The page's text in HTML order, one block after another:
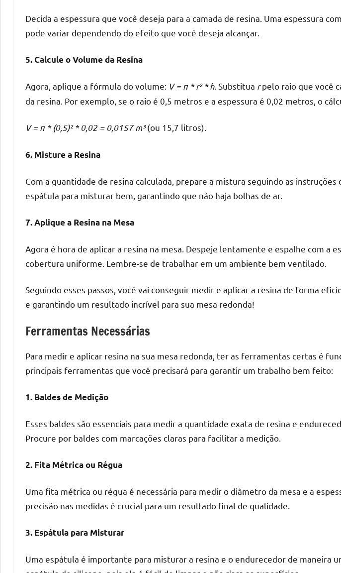
de
alta
populares
River
e
Decida a espessura que você deseja para a camada de resina. Uma espessura
pode variar dependendo do efeito que você deseja alcançar.
5. Calcule o Volume da Resina
Agora, aplique a fórmula do volume: V = π * r² * h. Substitua rpelo raio que você
da resina. Por exemplo, se o raio é 0,5 metros e a espessura é 0,02 metros, o
V = π * (0,5)² * 0,02 = 0,0157 m³(ou 15,7 litros).
6. Misture a Resina
Com a quantidade de resina calculada, prepare a mistura seguindo as instruções
espátula para misturar bem, garantindo que não haja bolhas de ar.
7. Aplique a Resina na Mesa
Agora é hora de aplicar a resina na mesa. Despeje lentamente e espalhe com a
cobertura uniforme. Lembre-se de trabalhar em um ambiente bem ventilado.
Seguindo esses passos, você vai conseguir medir e aplicar a resina de forma
e garantindo um resultado incrível para sua mesa redonda!
Ferramentas Necessárias
Para medir e aplicar resina na sua mesa redonda, ter as ferramentas certas é
principais ferramentas que você precisará para garantir um trabalho bem feito:
1. Baldes de Medição
Esses baldes são essenciais para medir a quantidade exata de resina e
Procure por baldes com marcações claras para facilitar a medição.
2. Fita Métrica ou Régua
Uma fita métrica ou régua é necessária para medir o diâmetro da mesa e a
precisão nas medidas é crucial para um resultado final de qualidade.
3. Espátula para Misturar
Uma espátula é importante para misturar a resina e o endurecedor de maneira